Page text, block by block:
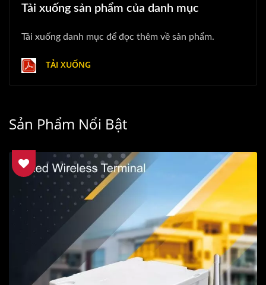
Tải xuống sản phẩm của danh mục
Tải xuống danh mục để đọc thêm về sản phẩm.
TẢI XUỐNG
Sản Phẩm Nổi Bật